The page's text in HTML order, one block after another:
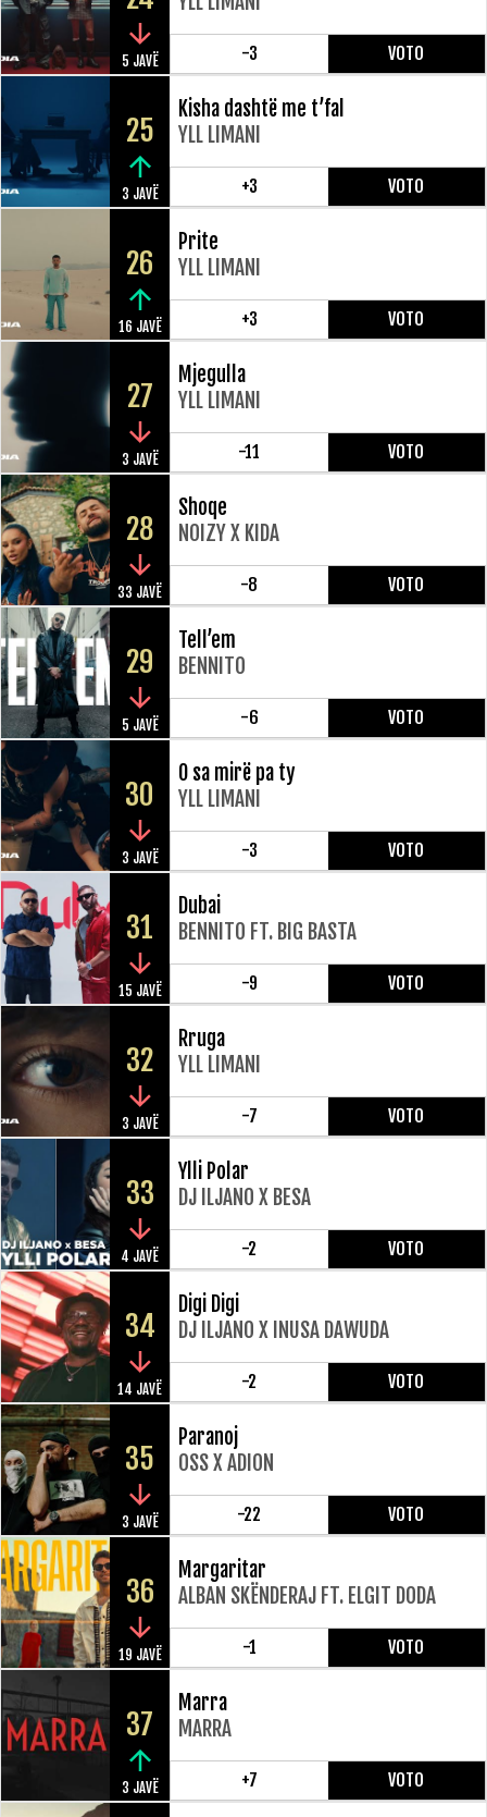
5 JAVË -3 VOTO
25
3 JAVË
Kisha dashtë me t’fal
YLL LIMANI
+3 VOTO
26
16 JAVË
Prite
YLL LIMANI
+3 VOTO
27
3 JAVË
Mjegulla
YLL LIMANI
-11 VOTO
28
33 JAVË
Shoqe
NOIZY X KIDA
-8 VOTO
29
5 JAVË
Tell’em
BENNITO
-6 VOTO
30
3 JAVË
O sa mirë pa ty
YLL LIMANI
-3 VOTO
31
15 JAVË
Dubai
BENNITO FT. BIG BASTA
-9 VOTO
32
3 JAVË
Rruga
YLL LIMANI
-7 VOTO
33
4 JAVË
Ylli Polar
DJ ILJANO X BESA
-2 VOTO
34
14 JAVË
Digi Digi
DJ ILJANO X INUSA DAWUDA
-2 VOTO
35
3 JAVË
Paranoj
OSS X ADION
-22 VOTO
36
19 JAVË
Margaritar
ALBAN SKËNDERAJ FT. ELGIT DODA
-1 VOTO
37
3 JAVË
Marra
MARRA
+7 VOTO